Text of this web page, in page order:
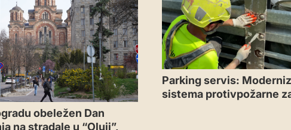
obeležen Dan
na stradale u “Oluji”,
Parking servis:
sistema protivpožarne